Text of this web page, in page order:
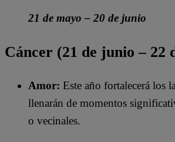
21 de mayo – 20 de junio
Cáncer (21 de junio – 22
Amor: Este año fortalecerá los
llenarán de momentos
o vecinales.